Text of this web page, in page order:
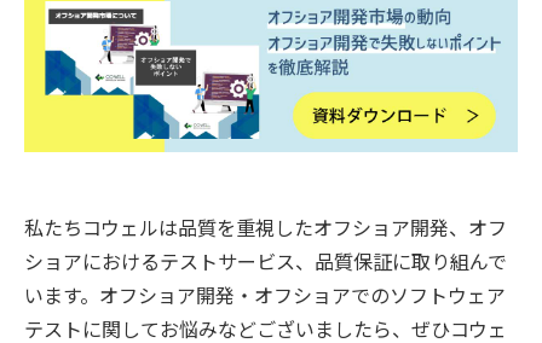
私たちコウェルは品質を重視したオフショア開発、オフ
ショアにおけるテストサービス、品質保証に取り組んで
います。オフショア開発・オフショアでのソフトウェア
テストに関してお悩みなどございましたら、ぜひコウェ